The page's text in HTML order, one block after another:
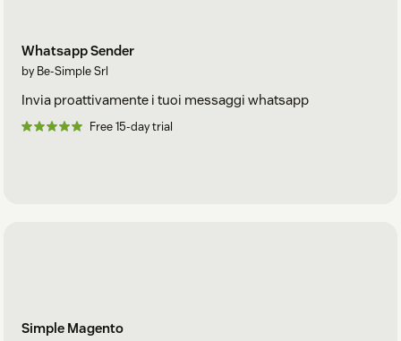
Whatsapp Sender
by Be-Simple Srl
Invia proattivamente i tuoi messaggi whatsapp
Free 15-day trial
Simple Magento